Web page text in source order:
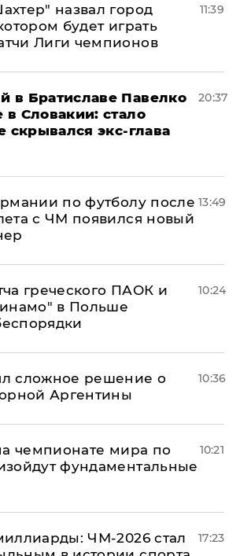
назвал город
будет играть
Лиги чемпионов
11:39
в Братиславе Павелко
Словакии: стало
скрывался экс-глава
20:37
по футболу после
с ЧМ появился новый
13:49
греческого ПАОК и
в Польше
10:24
сложное решение о
Аргентины
10:36
чемпионате мира по
фундаментальные
10:21
ЧМ-2026 стал
17:23